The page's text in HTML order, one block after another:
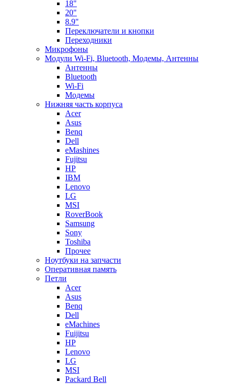
18"
20"
8.9"
Переключатели и кнопки
Переходники
Микрофоны
Модули Wi-Fi, Bluetooth, Модемы, Антенны
Aнтенны
Bluetooth
Wi-Fi
Модемы
Нижняя часть корпуса
Acer
Asus
Benq
Dell
eMashines
Fujitsu
HP
IBM
Lenovo
LG
MSI
RoverBook
Samsung
Sony
Toshiba
Прочее
Ноутбуки на запчасти
Оперативная память
Петли
Acer
Asus
Benq
Dell
eMachines
Fuijitsu
HP
Lenovo
LG
MSI
Packard Bell